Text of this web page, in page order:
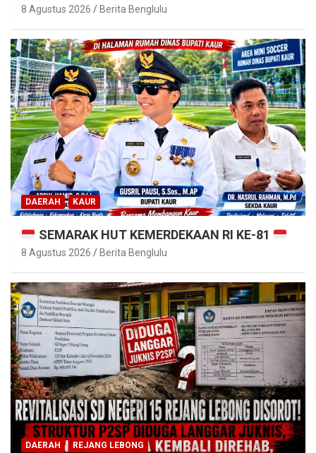
8 Agustus 2026 Berita Benglulu
DAERAH KAUR
SEMARAK HUT KEMERDEKAAN RI KE-81
8 Agustus 2026 Berita Benglulu
DAERAH REJANG LEBONG